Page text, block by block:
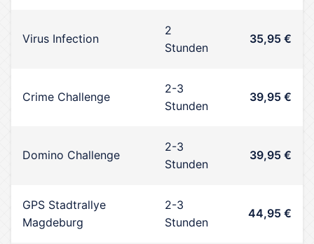
Virus Infection
2
Stunden
35,95 €
Crime Challenge
2-3
Stunden
39,95 €
Domino Challenge
2-3
Stunden
39,95 €
GPS Stadtrallye
Magdeburg
2-3
Stunden
44,95 €